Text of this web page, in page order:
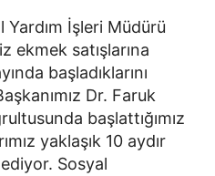
Yardım İşleri Müdürü
ekmek satışlarına
başladıklarını
Dr. Faruk
başlattığımız
yaklaşık 10 aydır
Sosyal